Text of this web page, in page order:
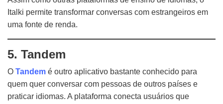
Italki permite transformar conversas com estrangeiros em
uma fonte de renda.
5. Tandem
O Tandem é outro aplicativo bastante conhecido para
quem quer conversar com pessoas de outros países e
praticar idiomas. A plataforma conecta usuários que